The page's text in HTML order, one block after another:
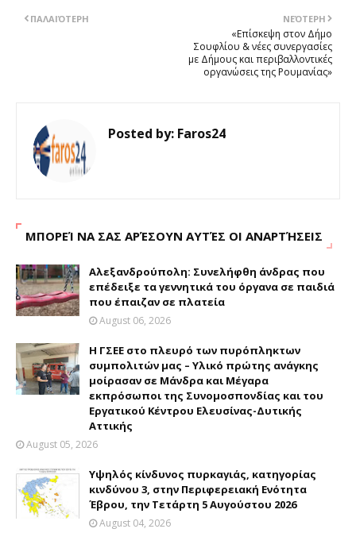
ΝΕΌΤΕΡΗ
«Επίσκεψη στον Δήμο
Σουφλίου & νέες συνεργασίες
με Δήμους και περιβαλλοντικές
οργανώσεις της Ρουμανίας»
ΠΑΛΑΙΌΤΕΡΗ
Posted by: Faros24
ΜΠΟΡΕΊ ΝΑ ΣΑΣ ΑΡΈΣΟΥΝ ΑΥΤΈΣ ΟΙ ΑΝΑΡΤΉΣΕΙΣ
Αλεξανδρούπολη: Συνελήφθη άνδρας που
επέδειξε τα γεννητικά του όργανα σε παιδιά
που έπαιζαν σε πλατεία
August 06, 2026
H ΓΣΕΕ στο πλευρό των πυρόπληκτων
συμπολιτών μας – Υλικό πρώτης ανάγκης
μοίρασαν σε Μάνδρα και Μέγαρα
εκπρόσωποι της Συνομοσπονδίας και του
Εργατικού Κέντρου Ελευσίνας-Δυτικής
Αττικής
August 05, 2026
Υψηλός κίνδυνος πυρκαγιάς, κατηγορίας
κινδύνου 3, στην Περιφερειακή Ενότητα
Έβρου, την Τετάρτη 5 Αυγούστου 2026
August 04, 2026